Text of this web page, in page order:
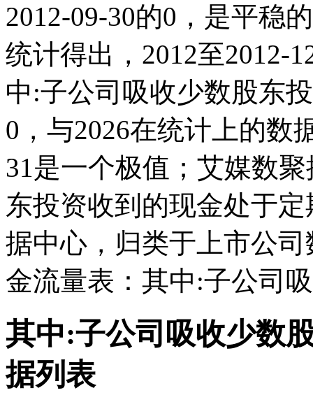
2012-09-30的0，是平稳
统计得出，2012至2012-
中:子公司吸收少数股东
0，与2026在统计上的数
31是一个极值；艾媒数
东投资收到的现金处于
据中心，归类于上市公
金流量表：其中:子公司
其中:子公司吸收少数
据列表